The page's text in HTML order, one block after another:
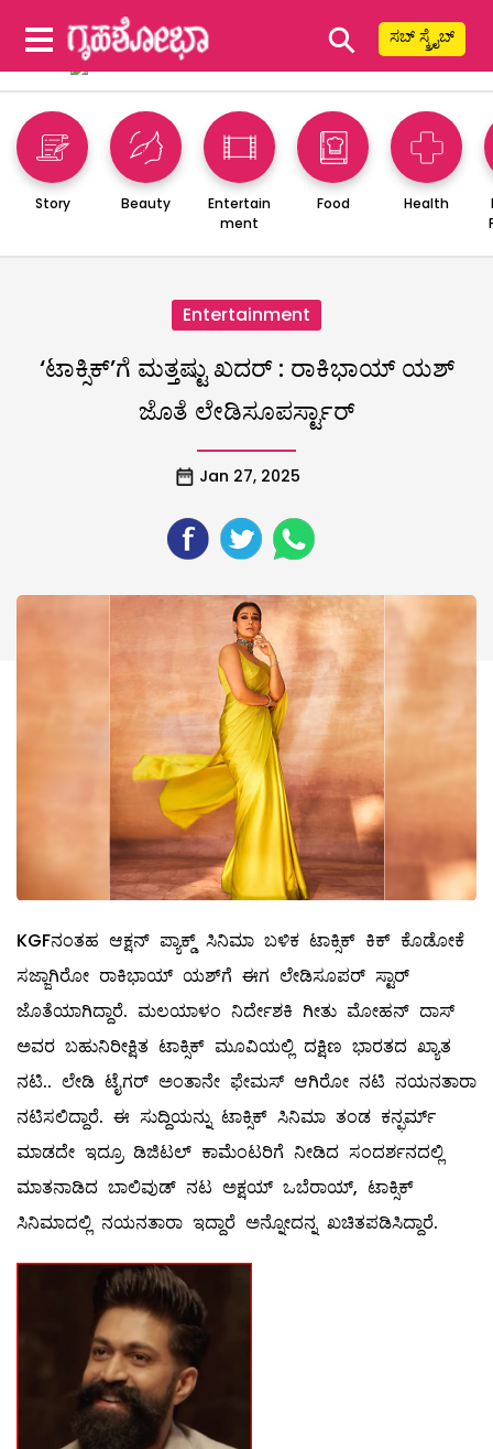
⚲ ಸಬ್ ಸ್ಕ್ರೈಬ್
Story Beauty
Entertain
ment
Food Health
Entertainment
‘ಟಾಕ್ಸಿಕ್’ಗೆ ಮತ್ತಷ್ಟು ಖದರ್ : ರಾಕಿಭಾಯ್ ಯಶ್
ಜೊತೆ ಲೇಡಿಸೂಪರ್ಸ್ಟಾರ್
Jan 27, 2025
KGFನಂತಹ ಆಕ್ಷನ್ ಪ್ಯಾಕ್ಡ್ ಸಿನಿಮಾ ಬಳಿಕ ಟಾಕ್ಸಿಕ್ ಕಿಕ್ ಕೊಡೋಕೆ
ಸಜ್ಜಾಗಿರೋ ರಾಕಿಭಾಯ್ ಯಶ್​ಗೆ ಈಗ ಲೇಡಿಸೂಪರ್ ಸ್ಟಾರ್
ಜೊತೆಯಾಗಿದ್ದಾರೆ. ಮಲಯಾಳಂ ನಿರ್ದೇಶಕಿ ಗೀತು ಮೋಹನ್ ದಾಸ್
ಅವರ ಬಹುನಿರೀಕ್ಷಿತ ಟಾಕ್ಸಿಕ್ ಮೂವಿಯಲ್ಲಿ ದಕ್ಷಿಣ ಭಾರತದ ಖ್ಯಾತ
ನಟಿ.. ಲೇಡಿ ಟೈಗರ್ ಅಂತಾನೇ ಫೇಮಸ್ ಆಗಿರೋ ನಟಿ ನಯನತಾರಾ
ನಟಿಸಲಿದ್ದಾರೆ. ಈ ಸುದ್ದಿಯನ್ನು ಟಾಕ್ಸಿಕ್ ಸಿನಿಮಾ ತಂಡ ಕನ್ಫರ್ಮ್
ಮಾಡದೇ ಇದ್ರೂ ಡಿಜಿಟಲ್ ಕಾಮೆಂಟರಿಗೆ ನೀಡಿದ ಸಂದರ್ಶನದಲ್ಲಿ
ಮಾತನಾಡಿದ ಬಾಲಿವುಡ್ ನಟ ಅಕ್ಷಯ್ ಒಬೆರಾಯ್, ಟಾಕ್ಸಿಕ್
ಸಿನಿಮಾದಲ್ಲಿ ನಯನತಾರಾ ಇದ್ದಾರೆ ಅನ್ನೋದನ್ನ ಖಚಿತಪಡಿಸಿದ್ದಾರೆ.